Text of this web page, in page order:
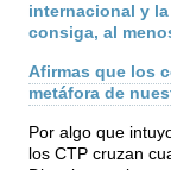
internacional y
consiga, al
Afirmas que los
metáfora de
Por algo que
los CTP cruzan